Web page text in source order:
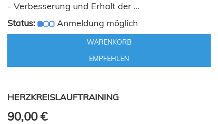
- Verbesserung und Erhalt der ...
Status:
Anmeldung möglich
WARENKORB
EMPFEHLEN
HERZKREISLAUFTRAINING
90,00 €